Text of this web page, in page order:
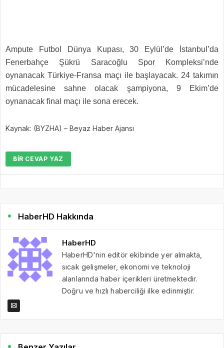
Ampute Futbol Dünya Kupası, 30 Eylül’de İstanbul’da
Fenerbahçe Şükrü Saracoğlu Spor Kompleksi’nde
oynanacak Türkiye-Fransa maçı ile başlayacak. 24 takımın
mücadelesine sahne olacak şampiyona, 9 Ekim’de
oynanacak final maçı ile sona erecek.
Kaynak: (BYZHA) – Beyaz Haber Ajansı
BIR CEVAP YAZ
HaberHD Hakkında
HaberHD
HaberHD'nin editör ekibinde yer almakta,
sıcak gelişmeler, ekonomi ve teknoloji
alanlarında haber içerikleri üretmektedir.
Doğru ve hızlı haberciliği ilke edinmiştir.